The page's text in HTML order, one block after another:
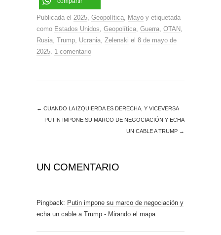
Publicada el 2025, Geopolítica, Mayo y etiquetada
como Estados Unidos, Geopolítica, Guerra, OTAN,
Rusia, Trump, Ucrania, Zelenski el 8 de mayo de
2025. 1 comentario
← CUANDO LA IZQUIERDA ES DERECHA, Y VICEVERSA
PUTIN IMPONE SU MARCO DE NEGOCIACIÓN Y ECHA
UN CABLE A TRUMP →
UN COMENTARIO
Pingback: Putin impone su marco de negociación y
echa un cable a Trump - Mirando el mapa